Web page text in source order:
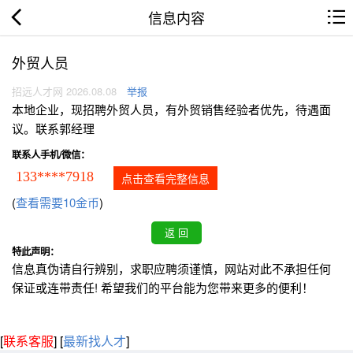
信息内容
外贸人员
招远人才网 2026.08.08 举报
本地企业，现招聘外贸人员，有外贸销售经验者优先，待遇面
议。联系郭经理
联系人手机/微信：
133****7918 点击查看完整信息
(查看需要10金币)
特此声明：
信息真伪请自行辨别，求职应聘须谨慎，网站对此不承担任何
保证或连带责任! 希望我们的平台能为您带来更多的便利！
[联系客服] [最新找人才]